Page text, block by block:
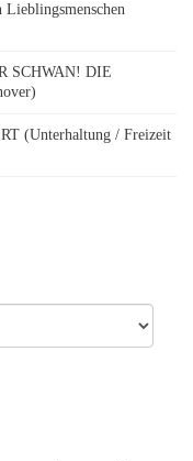
SCHWAN! DIE
(Unterhaltung / Freizeit